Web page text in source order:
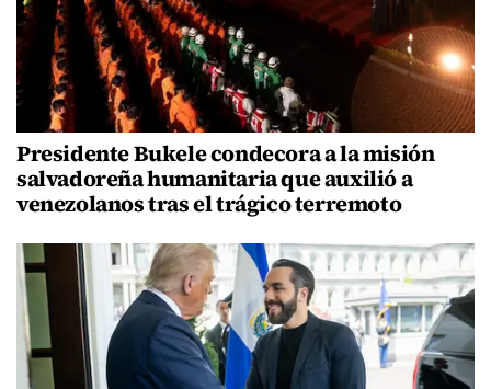
Presidente Bukele condecora a la misión
salvadoreña humanitaria que auxilió a
venezolanos tras el trágico terremoto